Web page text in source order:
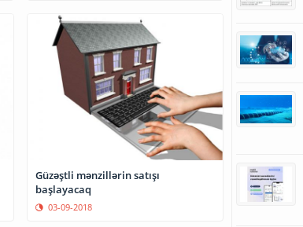
Güzəştli mənzillərin satışı
başlayacaq
03-09-2018